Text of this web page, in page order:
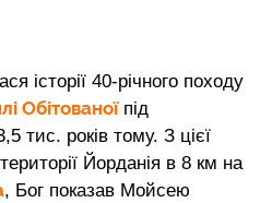
історії 40-річного походу
Обітованоїпід
тис. років тому. З цієї
Йорданія в 8 км на
, Бог показав Мойсею